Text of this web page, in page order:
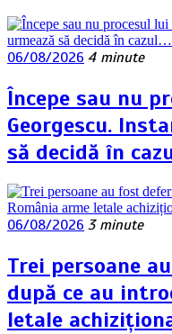
06/08/2026 4 minute
Începe sau nu
Georgescu.
să decidă în
06/08/2026 3 minute
Trei persoane
după ce au
letale